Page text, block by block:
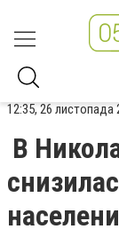
12:35, 26 листопада
В